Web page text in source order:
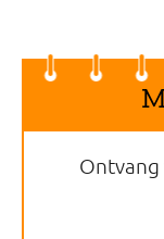
Ontvang